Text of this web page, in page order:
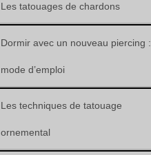
Les tatouages de chardons
Dormir avec un nouveau piercing :
mode d’emploi
Les techniques de tatouage
ornemental